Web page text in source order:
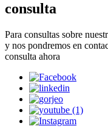
consulta
Para consultas sobre
y nos pondremos en
consulta ahora